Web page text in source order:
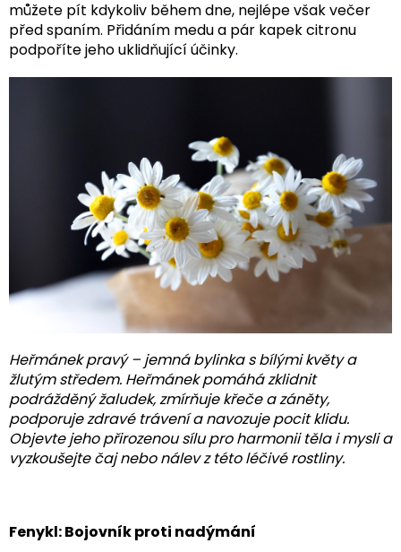
můžete pít kdykoliv během dne, nejlépe však večer
před spaním. Přidáním medu a pár kapek citronu
podpoříte jeho uklidňující účinky.
Heřmánek pravý – jemná bylinka s bílými květy a
žlutým středem. Heřmánek pomáhá zklidnit
podrážděný žaludek, zmírňuje křeče a záněty,
podporuje zdravé trávení a navozuje pocit klidu.
Objevte jeho přirozenou sílu pro harmonii těla i mysli a
vyzkoušejte čaj nebo nálev z této léčivé rostliny.
Fenykl: Bojovník proti nadýmání